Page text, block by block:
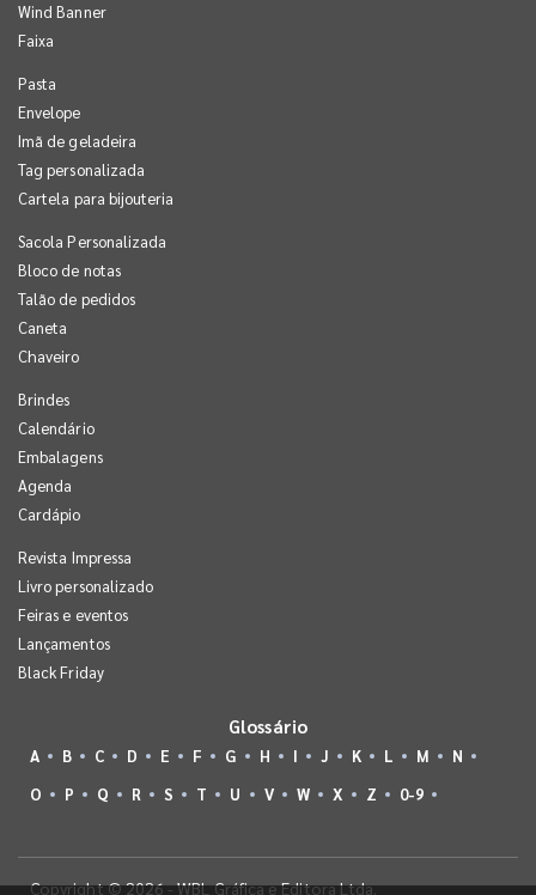
Wind Banner
Faixa
Pasta
Envelope
Imã de geladeira
Tag personalizada
Cartela para bijouteria
Sacola Personalizada
Bloco de notas
Talão de pedidos
Caneta
Chaveiro
Brindes
Calendário
Embalagens
Agenda
Cardápio
Revista Impressa
Livro personalizado
Feiras e eventos
Lançamentos
Black Friday
Glossário
A B C D E F G H I J K L M
N
O
P Q R S T U V W X Z 0-9
Copyright © 2026 - WBL Gráfica e Editora Ltda.